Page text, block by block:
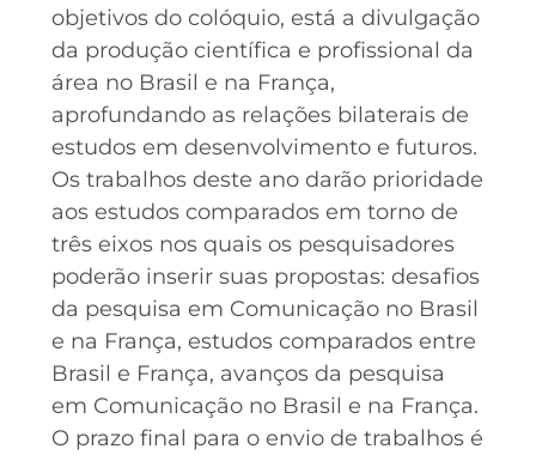
objetivos do colóquio, está a divulgação
da produção científica e profissional da
área no Brasil e na França,
aprofundando as relações bilaterais de
estudos em desenvolvimento e futuros.
Os trabalhos deste ano darão prioridade
aos estudos comparados em torno de
três eixos nos quais os pesquisadores
poderão inserir suas propostas: desafios
da pesquisa em Comunicação no Brasil
e na França, estudos comparados entre
Brasil e França, avanços da pesquisa
em Comunicação no Brasil e na França.
O prazo final para o envio de trabalhos é